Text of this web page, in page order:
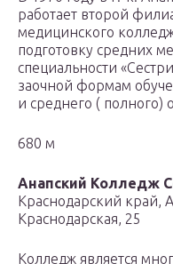
работает второй
медицинского
подготовку средних
специальности
заочной формам
и среднего ( полного)
680 м
Анапский Колледж
Краснодарский край,
Краснодарская, 25
Колледж является